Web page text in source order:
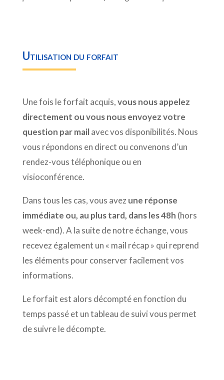
Utilisation du forfait
Une fois le forfait acquis,vous nous appelez
directement ou vous nous envoyez votre
question par mailavec vos disponibilités. Nous
vous répondons en direct ou convenons d’un
rendez-vous téléphonique ou en
visioconférence.
Dans tous les cas, vous avezune réponse
immédiate ou, au plus tard, dans les 48h (hors
week-end). A la suite de notre échange, vous
recevez également un « mail récap » qui reprend
les éléments pour conserver facilement vos
informations.
Le forfait est alors décompté en fonction du
temps passé et un tableau de suivi vous permet
de suivre le décompte.